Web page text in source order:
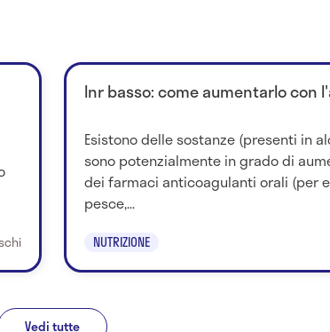
Inr basso: come aumentarlo con
Esistono delle sostanze (presenti in
sono potenzialmente in grado di
dei farmaci anticoagulanti orali (per
pesce,...
NUTRIZIONE
Vedi tutte